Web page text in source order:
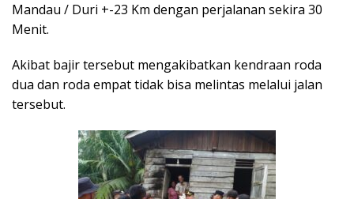
Mandau / Duri +-23 Km dengan perjalanan sekira 30
Menit.
Akibat bajir tersebut mengakibatkan kendraan roda
dua dan roda empat tidak bisa melintas melalui jalan
tersebut.